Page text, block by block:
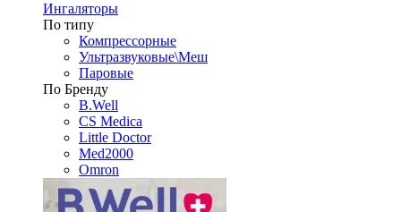
Ингаляторы
По типу
Компрессорные
Ультразвуковые\Меш
Паровые
По Бренду
B.Well
CS Medica
Little Doctor
Med2000
Omron